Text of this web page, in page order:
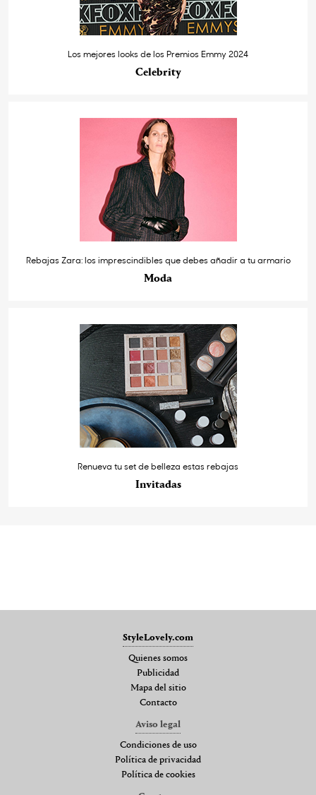
Los mejores looks de los Premios Emmy 2024
Celebrity
Rebajas Zara: los imprescindibles que debes añadir a tu armario
Moda
Renueva tu set de belleza estas rebajas
Invitadas
StyleLovely.com
Quienes somos
Publicidad
Mapa del sitio
Contacto
Aviso legal
Condiciones de uso
Política de privacidad
Política de cookies